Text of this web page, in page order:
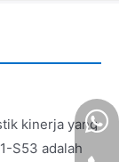
kinerja yang
S53 adalah